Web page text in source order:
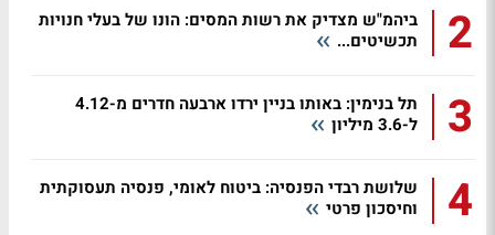
2
ביהמ"ש מצדיק את רשות המסים: הונו של בעלי חנויות
תכשיטים...
3
תל בנימין: באותו בניין ירדו ארבעה חדרים מ-4.12
ל-3.6 מיליון
4
שלושת רבדי הפנסיה: ביטוח לאומי, פנסיה תעסוקתית
וחיסכון פרטי